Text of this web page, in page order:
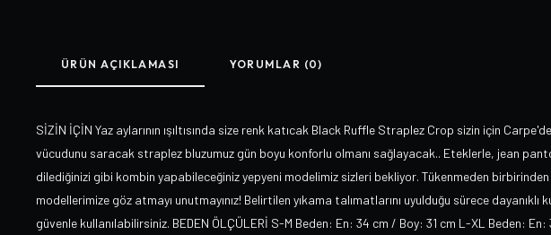
ÜRÜN AÇIKLAMASI YORUMLAR (0)
SİZİN İÇİN Yaz aylarının ışıltısında size renk katıcak Black Ruffle Straplez Crop sizin için
vücudunu saracak straplez bluzumuz gün boyu konforlu olmanı sağlayacak.. Eteklerle, jean
dilediğinizi gibi kombin yapabileceğiniz yepyeni modelimiz sizleri bekliyor. Tükenmeden
modellerimize göz atmayı unutmayınız! Belirtilen yıkama talımatlarını uyulduğu sürece dayanıklı
güvenle kullanılabilirsiniz. BEDEN ÖLÇÜLERİ S-M Beden: En: 34 cm / Boy: 31 cm L-XL Beden: